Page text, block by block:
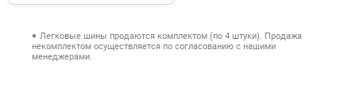
Легковые шины продаются комплектом (по 4 штуки). Продажа
некомплектом осуществляется по согласованию с нашими
менеджерами.